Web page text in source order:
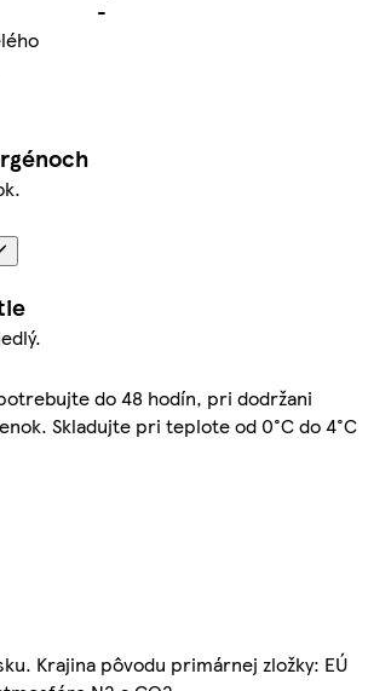
-
do 48 hodín, pri dodržani
Skladujte pri teplote od 0°C do 4°C
Krajina pôvodu primárnej zložky: EÚ